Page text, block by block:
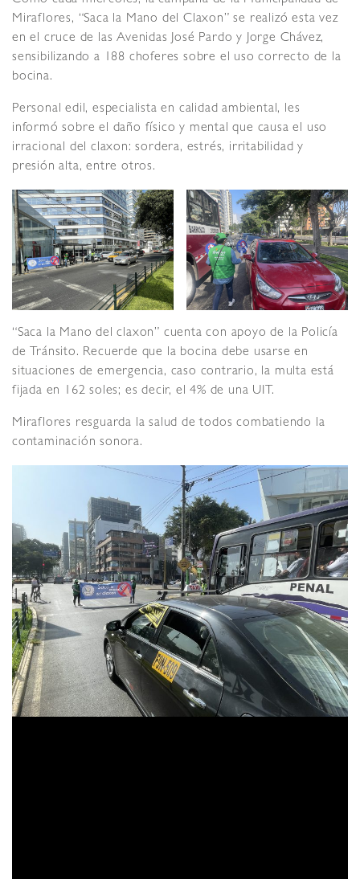
Miraflores, “Saca la Mano del Claxon” se realizó esta vez
en el cruce de las Avenidas José Pardo y Jorge Chávez,
sensibilizando a 188 choferes sobre el uso correcto de la
bocina.
Personal edil, especialista en calidad ambiental, les
informó sobre el daño físico y mental que causa el uso
irracional del claxon: sordera, estrés, irritabilidad y
presión alta, entre otros.
“Saca la Mano del claxon” cuenta con apoyo de la Policía
de Tránsito. Recuerde que la bocina debe usarse en
situaciones de emergencia, caso contrario, la multa está
fijada en 162 soles; es decir, el 4% de una UIT.
Miraflores resguarda la salud de todos combatiendo la
contaminación sonora.